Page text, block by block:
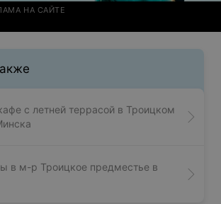
НА САЙТЕ
с летней террасой в Троицком
в м-р Троицкое предместье в